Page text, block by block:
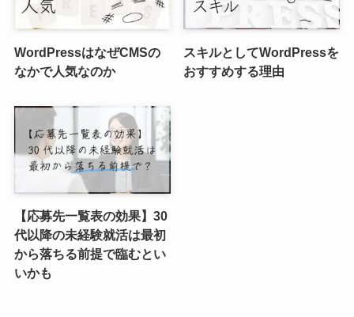
WordPressはなぜCMSの
なかで人気なのか
スキルとしてWordPressを
おすすめする理由
【応募先一覧表の効果】30
代以降の未経験就活は最初
から落ちる前提で臨むとい
いかも